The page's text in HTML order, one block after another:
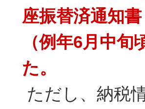
座振替済通知
（例年6月中
た。
ただし、納税